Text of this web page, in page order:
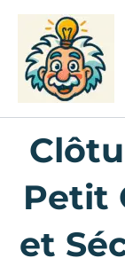
Aller
contenu
Petit
et